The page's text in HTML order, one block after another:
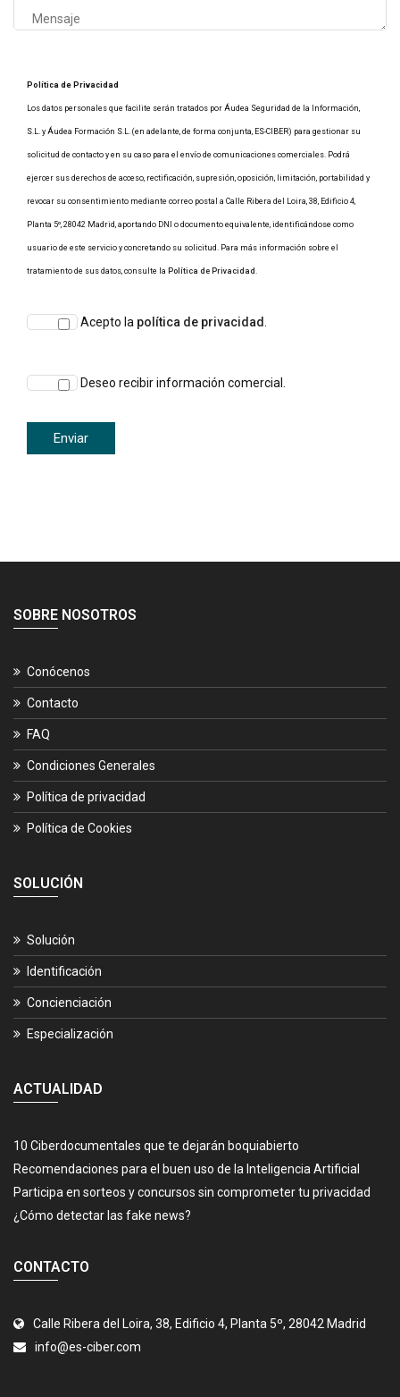
Política de Privacidad
Los datos personales que facilite serán tratados por Áudea Seguridad de la Información,
S.L. y Áudea Formación S.L. (en adelante, de forma conjunta, ES-CIBER) para gestionar su
solicitud de contacto y en su caso para el envío de comunicaciones comerciales. Podrá
ejercer sus derechos de acceso, rectificación, supresión, oposición, limitación, portabilidad y
revocar su consentimiento mediante correo postal a Calle Ribera del Loira, 38, Edificio 4,
Planta 5º, 28042 Madrid, aportando DNI o documento equivalente, identificándose como
usuario de este servicio y concretando su solicitud. Para más información sobre el
tratamiento de sus datos, consulte la Política de Privacidad
Acepto la política de privacidad
Deseo recibir información comercial.
SOBRE NOSOTROS
Conócenos
Contacto
FAQ
Condiciones Generales
Política de privacidad
Política de Cookies
SOLUCIÓN
Solución
Identificación
Concienciación
Especialización
ACTUALIDAD
10 Ciberdocumentales que te dejarán boquiabierto
Recomendaciones para el buen uso de la Inteligencia Artificial
Participa en sorteos y concursos sin comprometer tu privacidad
¿Cómo detectar las fake news?
CONTACTO
Calle Ribera del Loira, 38, Edificio 4, Planta 5º, 28042 Madrid
info@es-ciber.com